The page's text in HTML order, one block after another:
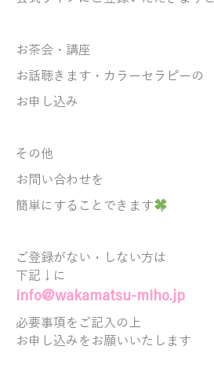
お茶会・講座
お話聴きます・ カラーセラピーの
お申し込み
その他
お問い合わせを
簡単にすることできます
ご登録がない・しない方は
下記↓に
info@wakamatsu-miho.jp
必要事項をご記入の上
お申し込みをお願いいたします